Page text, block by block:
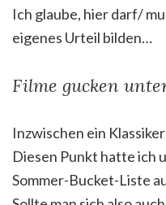
Ich glaube, hier darf/
eigenes Urteil bilden…
Filme gucken
Inzwischen ein
Diesen Punkt hatte ich
Sommer-Bucket-Liste